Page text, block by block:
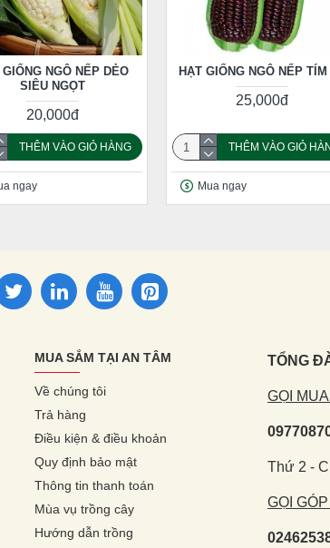
GIỐNG NGÔ NẾP DẺO
SIÊU NGỌT
20,000đ
THÊM VÀO GIỎ HÀNG
ngay
HẠT GIỐNG NGÔ NẾP TÍM
25,000đ
THÊM VÀO GIỎ
Mua ngay
MUA SẮM TẠI AN TÂM
Về chúng tôi
Trả hàng
Điều kiện & điều khoản
Quy định bảo mật
Thông tin thanh toán
Mùa vụ trồng cây
Hướng dẫn trồng
TỔNG
GỌI
Thứ 2 -
GỌI